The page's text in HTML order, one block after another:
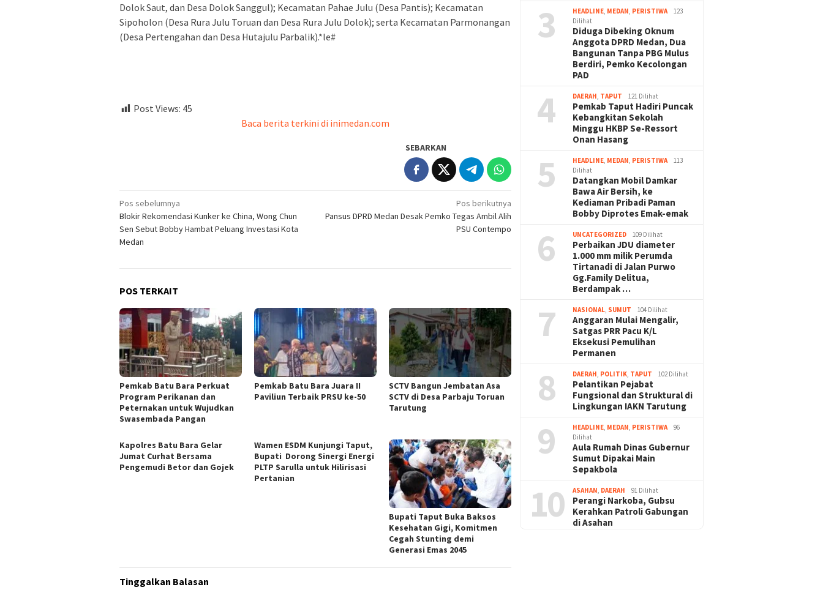
Dolok Saut, dan Desa Dolok Sanggul); Kecamatan Pahae Julu (Desa Pantis); Kecamatan
Sipoholon (Desa Rura Julu Toruan dan Desa Rura Julu Dolok); serta Kecamatan Parmonangan
(Desa Pertengahan dan Desa Hutajulu Parbalik).*le#
Post Views: 45
Baca berita terkini di inimedan.com
SEBARKAN
Navigasi
pos
Pos sebelumnya
Blokir Rekomendasi Kunker ke China, Wong Chun
Sen Sebut Bobby Hambat Peluang Investasi Kota
Medan
Pos berikutnya
Pansus DPRD Medan Desak Pemko Tegas Ambil Alih
PSU Contempo
POS TERKAIT
Pemkab Batu Bara Perkuat
Program Perikanan dan
Peternakan untuk Wujudkan
Swasembada Pangan
Pemkab Batu Bara Juara II
Paviliun Terbaik PRSU ke-50
SCTV Bangun Jembatan Asa
SCTV di Desa Parbaju Toruan
Tarutung
Kapolres Batu Bara Gelar
Jumat Curhat Bersama
Pengemudi Betor dan Gojek
Wamen ESDM Kunjungi Taput,
Bupati Dorong Sinergi Energi
PLTP Sarulla untuk Hilirisasi
Pertanian
Bupati Taput Buka Baksos
Kesehatan Gigi, Komitmen
Cegah Stunting demi
Generasi Emas 2045
Tinggalkan Balasan
3 HEADLINE, MEDAN, PERISTIWA
123
Dilihat
Diduga Dibeking Oknum
Anggota DPRD Medan, Dua
Bangunan Tanpa PBG Mulus
Berdiri, Pemko Kecolongan
PAD
4 DAERAH, TAPUT 121 Dilihat
Pemkab Taput Hadiri Puncak
Kebangkitan Sekolah
Minggu HKBP Se-Ressort
Onan Hasang
5 HEADLINE, MEDAN, PERISTIWA
113
Dilihat
Datangkan Mobil Damkar
Bawa Air Bersih, ke
Kediaman Pribadi Paman
Bobby Diprotes Emak-emak
6 UNCATEGORIZED 109 Dilihat
Perbaikan JDU diameter
1.000 mm milik Perumda
Tirtanadi di Jalan Purwo
Gg.Family Delitua,
Berdampak …
7 NASIONAL, SUMUT 104 Dilihat
Anggaran Mulai Mengalir,
Satgas PRR Pacu K/L
Eksekusi Pemulihan
Permanen
8 DAERAH, POLITIK, TAPUT 102 Dilihat
Pelantikan Pejabat
Fungsional dan Struktural di
Lingkungan IAKN Tarutung
9 HEADLINE, MEDAN, PERISTIWA
96
Dilihat
Aula Rumah Dinas Gubernur
Sumut Dipakai Main
Sepakbola
10 ASAHAN, DAERAH 91 Dilihat
Perangi Narkoba, Gubsu
Kerahkan Patroli Gabungan
di Asahan